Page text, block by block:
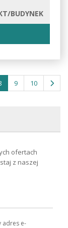
BUDYNEK
9 10
ofertach
z naszej
adres e-